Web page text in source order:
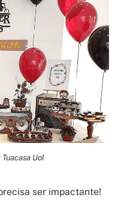
Uol
ser impactante!